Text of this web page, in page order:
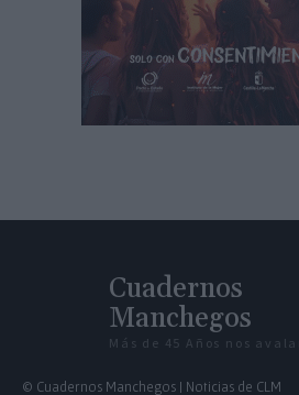
Cuadernos
Manchegos
Más de 45 Años nos
© Cuadernos Manchegos | Noticias de CLM